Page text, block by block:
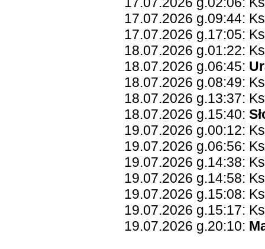
17.07.2026 g.09:44:
17.07.2026 g.17:05:
18.07.2026 g.01:22:
18.07.2026 g.06:45:
18.07.2026 g.08:49:
18.07.2026 g.13:37:
18.07.2026 g.15:40:
19.07.2026 g.00:12:
19.07.2026 g.06:56:
19.07.2026 g.14:38:
19.07.2026 g.14:58:
19.07.2026 g.15:08:
19.07.2026 g.15:17:
19.07.2026 g.20:10: